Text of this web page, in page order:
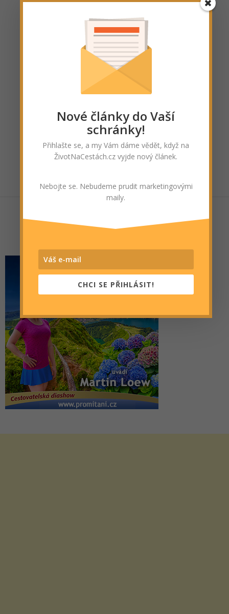
Nové články do Vaší
schránky!
Přihlašte se, a my Vám dáme vědět, když na
ŽivotNaCestách.cz vyjde nový článek.
Nebojte se. Nebudeme prudit marketingovými
maily.
CHCI SE PŘIHLÁSIT!